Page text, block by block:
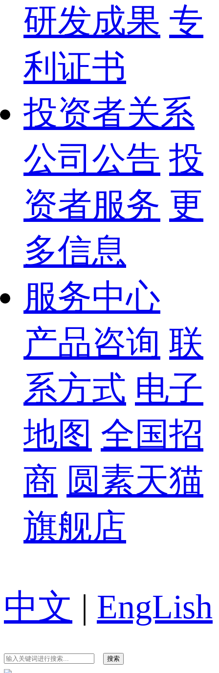
研发成果 专
利证书
投资者关系
公司公告 投
资者服务 更
多信息
服务中心
产品咨询 联
系方式 电子
地图 全国招
商 圆素天猫
旗舰店
中文 | EngLish